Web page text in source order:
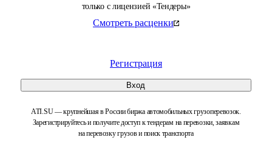
только с лицензией «Тендеры»
Смотреть расценки
Регистрация
Вход
ATI.SU — крупнейшая в России биржа автомобильных грузоперевозок.
Зарегистрируйтесь и получите доступ к тендерам на перевозки, заявкам
на перевозку грузов и поиск транспорта